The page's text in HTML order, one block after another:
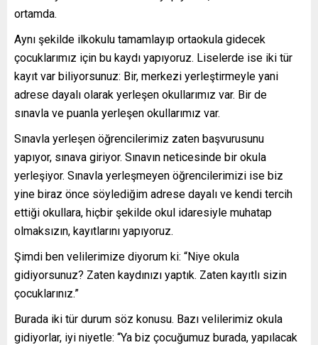
ortamda.
Aynı şekilde ilkokulu tamamlayıp ortaokula gidecek
çocuklarımız için bu kaydı yapıyoruz. Liselerde ise iki tür
kayıt var biliyorsunuz: Bir, merkezi yerleştirmeyle yani
adrese dayalı olarak yerleşen okullarımız var. Bir de
sınavla ve puanla yerleşen okullarımız var.
Sınavla yerleşen öğrencilerimiz zaten başvurusunu
yapıyor, sınava giriyor. Sınavın neticesinde bir okula
yerleşiyor. Sınavla yerleşmeyen öğrencilerimizi ise biz
yine biraz önce söylediğim adrese dayalı ve kendi tercih
ettiği okullara, hiçbir şekilde okul idaresiyle muhatap
olmaksızın, kayıtlarını yapıyoruz.
Şimdi ben velilerimize diyorum ki: “Niye okula
gidiyorsunuz? Zaten kaydınızı yaptık. Zaten kayıtlı sizin
çocuklarınız.”
Burada iki tür durum söz konusu. Bazı velilerimiz okula
gidiyorlar, iyi niyetle: “Ya biz çocuğumuz burada, yapılacak